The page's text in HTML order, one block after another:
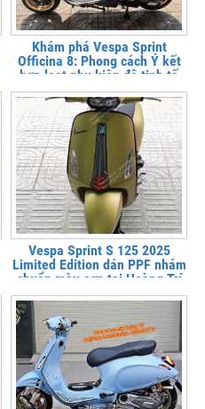
Khám phá Vespa Sprint
Officina 8: Phong cách Ý kết
hợp loạt phụ kiện độ tinh tế
tại Hoàng Trí Shop
Vespa Sprint S 125 2025
Limited Edition dán PPF nhám
chuẩn màu sơn tại Hoàng Trí
Shop